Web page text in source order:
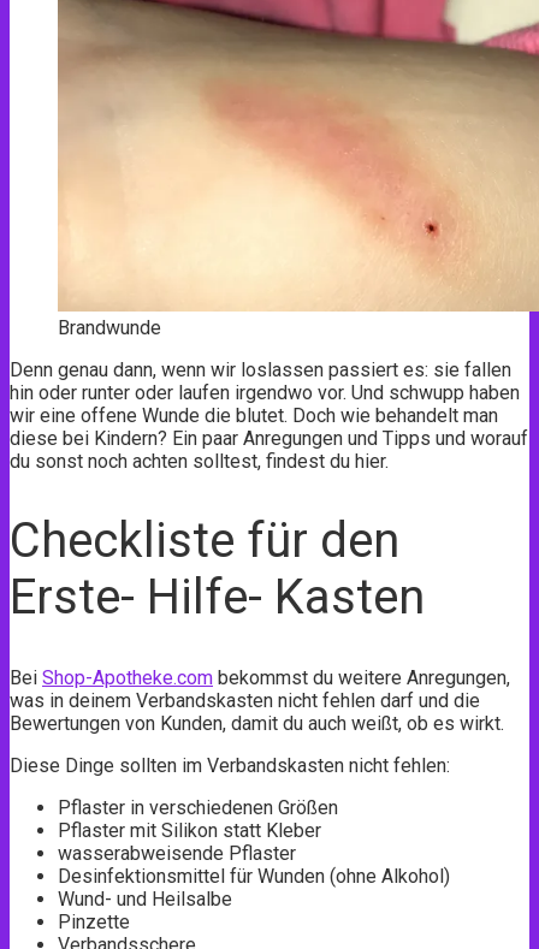
Brandwunde
Denn genau dann, wenn wir loslassen passiert es: sie fallen
hin oder runter oder laufen irgendwo vor. Und schwupp haben
wir eine offene Wunde die blutet. Doch wie behandelt man
diese bei Kindern? Ein paar Anregungen und Tipps und worauf
du sonst noch achten solltest, findest du hier.
Checkliste für den
Erste- Hilfe- Kasten
Bei Shop-Apotheke.com bekommst du weitere Anregungen,
was in deinem Verbandskasten nicht fehlen darf und die
Bewertungen von Kunden, damit du auch weißt, ob es wirkt.
Diese Dinge sollten im Verbandskasten nicht fehlen:
Pflaster in verschiedenen Größen
Pflaster mit Silikon statt Kleber
wasserabweisende Pflaster
Desinfektionsmittel für Wunden (ohne Alkohol)
Wund- und Heilsalbe
Pinzette
Verbandsschere